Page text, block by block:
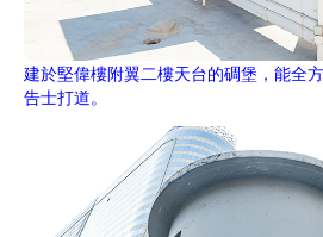
建於堅偉樓附翼二樓天台的碉堡，能全
告士打道。